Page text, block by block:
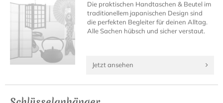
Die praktischen Handtaschen & Beutel im
traditionellem japanischen Design sind
die perfekten Begleiter für deinen Alltag.
Alle Sachen hübsch und sicher verstaut.
Jetzt ansehen